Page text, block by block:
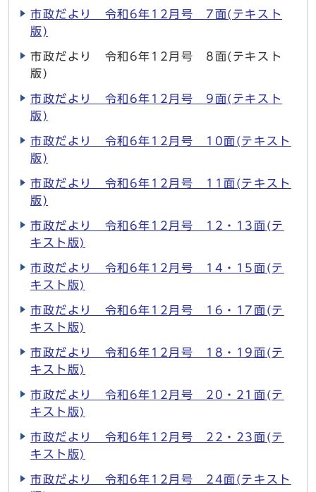
市政だより 令和6年12月号 7面(テキスト
版)
市政だより 令和6年12月号 8面(テキスト
版)
市政だより 令和6年12月号 9面(テキスト
版)
市政だより 令和6年12月号 10面(テキスト
版)
市政だより 令和6年12月号 11面(テキスト
版)
市政だより 令和6年12月号 12・13面(テ
キスト版)
市政だより 令和6年12月号 14・15面(テ
キスト版)
市政だより 令和6年12月号 16・17面(テ
キスト版)
市政だより 令和6年12月号 18・19面(テ
キスト版)
市政だより 令和6年12月号 20・21面(テ
キスト版)
市政だより 令和6年12月号 22・23面(テ
キスト版)
市政だより 令和6年12月号 24面(テキスト